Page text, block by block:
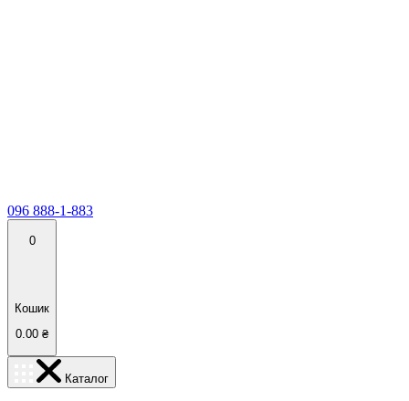
096 888-1-883
0
Кошик
0.00 ₴
Каталог